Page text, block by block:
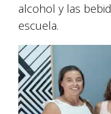
alcohol y las
escuela.